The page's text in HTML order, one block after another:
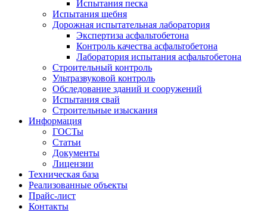
Испытания песка
Испытания щебня
Дорожная испытательная лаборатория
Экспертиза асфальтобетона
Контроль качества асфальтобетона
Лаборатория испытания асфальтобетона
Строительный контроль
Ультразвуковой контроль
Обследование зданий и сооружений
Испытания свай
Строительные изыскания
Информация
ГОСТы
Статьи
Документы
Лицензии
Техническая база
Реализованные объекты
Прайс-лист
Контакты